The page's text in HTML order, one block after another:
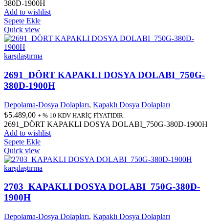
380D-1900H
Add to wishlist
Sepete Ekle
Quick view
karşılaştırma
2691_DÖRT KAPAKLI DOSYA DOLABI_750G-
380D-1900H
Depolama-Dosya Dolapları, Kapaklı Dosya Dolapları
₺5.489,00 + % 10 KDV HARİÇ FİYATIDIR.
2691_DÖRT KAPAKLI DOSYA DOLABI_750G-380D-1900H
Add to wishlist
Sepete Ekle
Quick view
karşılaştırma
2703_KAPAKLI DOSYA DOLABI_750G-380D-
1900H
Depolama-Dosya Dolapları, Kapaklı Dosya Dolapları